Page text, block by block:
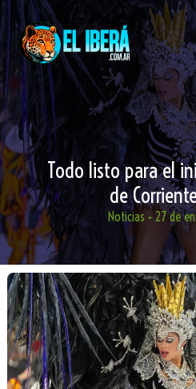
al
contenido
Todo listo para el
de
Noticias • 27 de